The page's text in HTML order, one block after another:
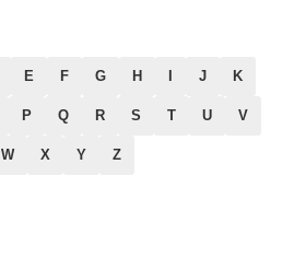
E F G H J K
P Q R S T U V
W X Y Z